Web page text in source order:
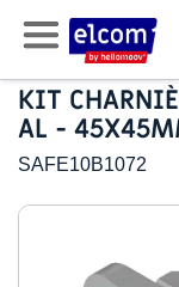
KIT
AL -
SAFE10B1072